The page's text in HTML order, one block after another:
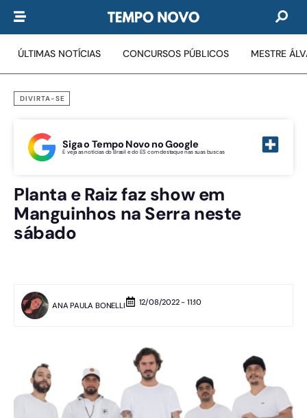
ÚLTIMAS NOTÍCIAS CONCURSOS PÚBLICOS MESTRE
DIVIRTA-SE
Siga o Tempo Novo no Google
E veja as notícias do Brasil e do ES com destaque nas suas buscas
Planta e Raiz faz show em
Manguinhos na Serra neste
sábado
ANA PAULA BONELLI 12/08/2022 - 11:10